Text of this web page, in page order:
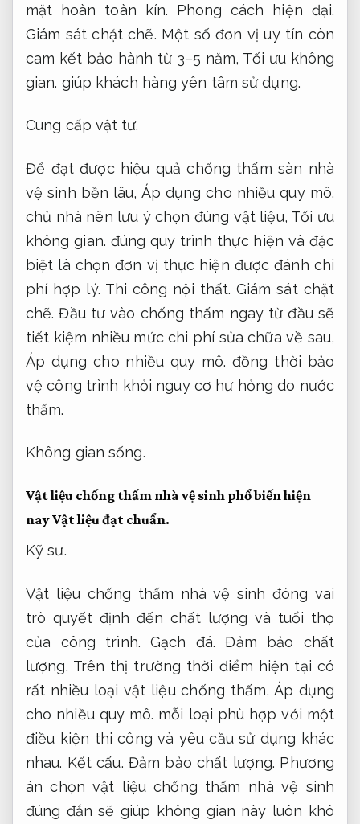
mặt hoàn toàn kín. Phong cách hiện đại.
Giám sát chặt chẽ. Một số đơn vị uy tín còn
cam kết bảo hành từ 3–5 năm, Tối ưu không
gian. giúp khách hàng yên tâm sử dụng.
Cung cấp vật tư.
Để đạt được hiệu quả chống thấm sàn nhà
vệ sinh bền lâu, Áp dụng cho nhiều quy mô.
chủ nhà nên lưu ý chọn đúng vật liệu, Tối ưu
không gian. đúng quy trình thực hiện và đặc
biệt là chọn đơn vị thực hiện được đánh chi
phí hợp lý. Thi công nội thất. Giám sát chặt
chẽ. Đầu tư vào chống thấm ngay từ đầu sẽ
tiết kiệm nhiều mức chi phí sửa chữa về sau,
Áp dụng cho nhiều quy mô. đồng thời bảo
vệ công trình khỏi nguy cơ hư hỏng do nước
thấm.
Không gian sống.
Vật liệu chống thấm nhà vệ sinh phổ biến hiện
nayVật liệu đạt chuẩn.
Kỹ sư.
Vật liệu chống thấm nhà vệ sinh đóng vai
trò quyết định đến chất lượng và tuổi thọ
của công trình.Gạch đá.
Đảm bảo chất
lượng. Trên thị trường thời điểm hiện tại có
rất nhiều loại vật liệu chống thấm, Áp dụng
cho nhiều quy mô. mỗi loại phù hợp với một
điều kiện thi công và yêu cầu sử dụng khác
nhau. Kết cấu. Đảm bảo chất lượng. Phương
án chọn vật liệu chống thấm nhà vệ sinh
đúng đắn sẽ giúp không gian này luôn khô